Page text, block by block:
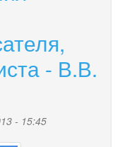
- В.В.
- 15:45